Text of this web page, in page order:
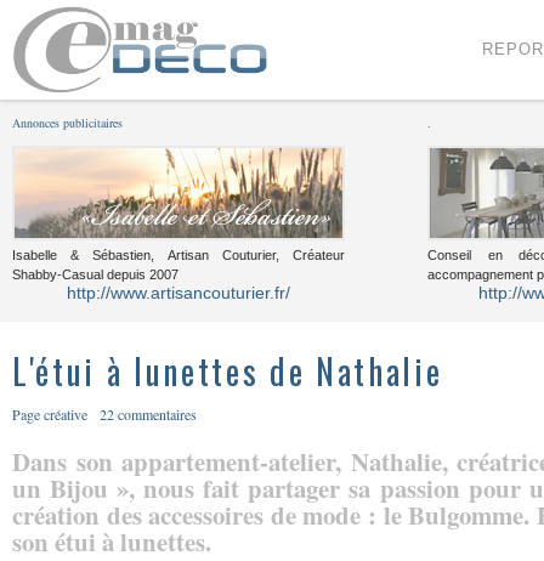
Annonces publicitaires
Isabelle & Sébastien, Artisan Couturier, Créateur
Shabby-Casual depuis 2007
http://www.artisancouturier.fr/
Conseil en
accompagnement
http://
L'étui à lunettes de Nathalie
Page créative 22 commentaires
Dans son appartement-atelier, Nathalie,
un Bijou », nous fait partager sa passion pour
création des accessoires de mode : le
son étui à lunettes.